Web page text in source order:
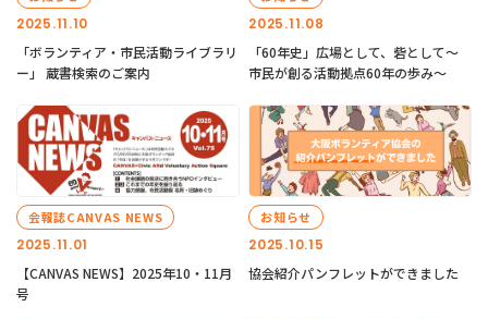
2025.11.10
「ボランティア・市民活動ライブラリ
ー」 蔵書検索のご案内
2025.11.08
「60年史」広場として、砦として～
市民が創る活動拠点60年の歩み～
2025.11.01
会報誌CANVAS NEWS
【CANVAS NEWS】2025年10・11月
号
2025.10.15
お知らせ
協会紹介パンフレットができました